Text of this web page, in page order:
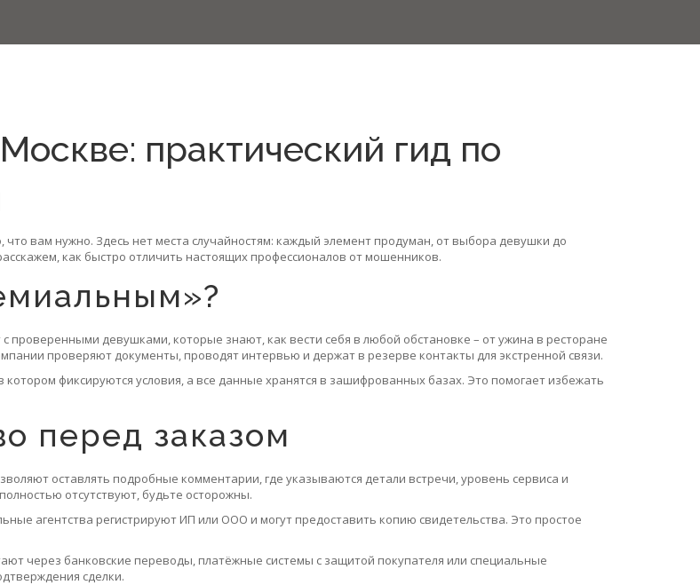
практический гид по
вам нужно. Здесь нет места случайностям: каждый элемент продуман, от выбора девушки до
как быстро отличить настоящих профессионалов от мошенников.
девушками, которые знают, как вести себя в любой обстановке – от ужина в ресторане
проверяют документы, проводят интервью и держат в резерве контакты для экстренной связи.
фиксируются условия, а все данные хранятся в зашифрованных базах. Это помогает избежать
перед заказом
оставлять подробные комментарии, где указываются детали встречи, уровень сервиса и
отсутствуют, будьте осторожны.
агентства регистрируют ИП или ООО и могут предоставить копию свидетельства. Это простое
через банковские переводы, платёжные системы с защитой покупателя или специальные
сделки.